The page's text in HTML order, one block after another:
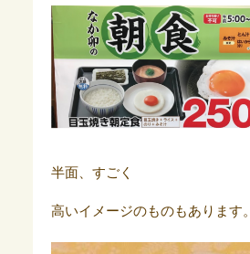
半面、すごく
高いイメージのものもあります。